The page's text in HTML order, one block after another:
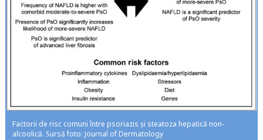
Factorii de risc comuni între psoriazis și steatoza hepatică non-
alcoolică. Sursă foto: Journal of Dermatology